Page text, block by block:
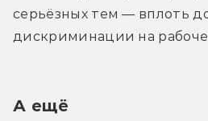
серьёзных тем — вплоть
дискриминации на
А ещё